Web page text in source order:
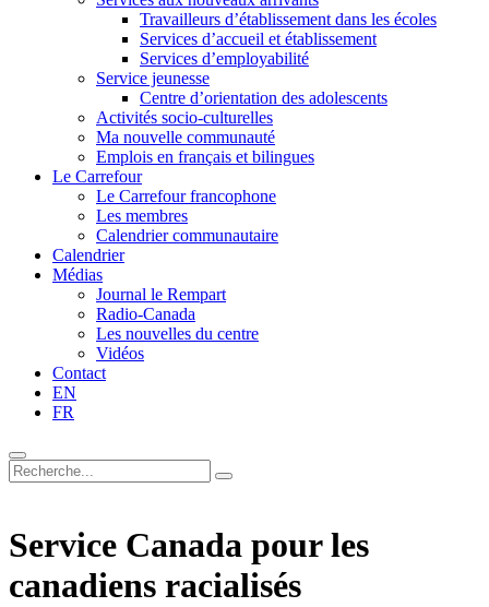
Travailleurs d’établissement dans les écoles
Services d’accueil et établissement
Services d’employabilité
Service jeunesse
Centre d’orientation des adolescents
Activités socio-culturelles
Ma nouvelle communauté
Emplois en français et bilingues
Le Carrefour
Le Carrefour francophone
Les membres
Calendrier communautaire
Calendrier
Médias
Journal le Rempart
Radio-Canada
Les nouvelles du centre
Vidéos
Contact
EN
FR
Service Canada pour les
canadiens racialisés